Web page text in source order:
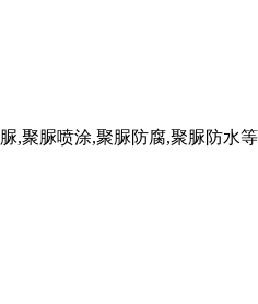
,聚脲喷涂,聚脲防腐,聚脲防水